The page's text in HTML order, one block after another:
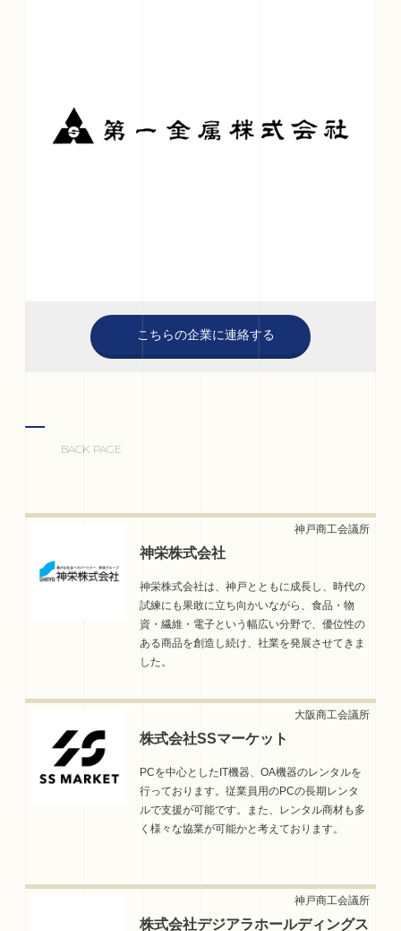
こちらの企業に連絡する
BACK PAGE
株式会社デジアラホールディングス
神栄株式会社
神栄株式会社は、神戸とともに成長し、時代の
試練にも果敢に立ち向かいながら、食品・物
資・繊維・電子という幅広い分野で、優位性の
ある商品を創造し続け、社業を発展させてきま
した。
株式会社SSマーケット
PCを中心としたIT機器、OA機器のレンタルを
行っております。従業員用のPCの長期レンタ
ルで支援が可能です。また、レンタル商材も多
く様々な協業が可能かと考えております。